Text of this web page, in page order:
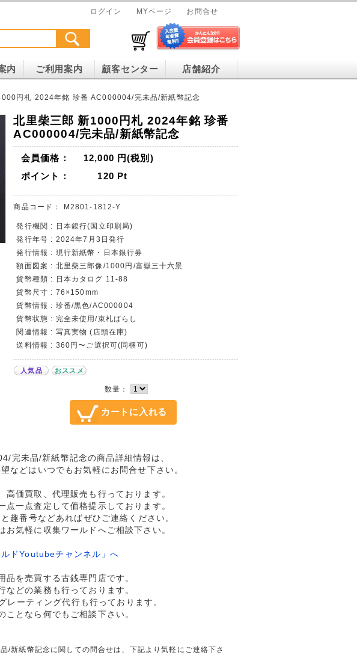
ログイン MYページ お問合せ
内 ご利用案内 顧客センター 店舗紹介
円札 2024年銘 珍番 AC000004/完未品/新紙幣記念
北里柴三郎 新1000円札 2024年銘 珍番
AC000004/完未品/新紙幣記念
会員価格： 12,000 円(税別)
ポイント：
120 Pt
商品コード： M2801-1812-Y
発行機関 : 日本銀行(国立印刷局)
発行年号 : 2024年7月3日発行
発行情報 : 現行新紙幣・日本銀行券
額面図案 : 北里柴三郎像/1000円/富嶽三十六景
貨幣種類 : 日本カタログ 11-88
貨幣尺寸 : 76×150mm
貨幣情報 : 珍番/黒色/AC000004
貨幣状態 : 完全未使用/束札ばらし
関連情報 : 写真実物 (店頭在庫)
送料情報 : 360円〜ご選択可(同梱可)
人気品 おススメ
数量：
完未品/新紙幣記念の商品詳細情報は、
などはいつでもお気軽にお問合せ下さい。
価買取、代理販売も行っております。
一点査定して価格提示しております。
趣番号などあればぜひご連絡ください。
気軽に収集ワールドへご相談下さい。
ドYoutubeチャンネル」へ
を売買する古銭専門店です。
どの業務も行っております。
ーティング代行も行っております。
となら何でもご相談下さい。
紙幣記念に関しての問合せは、下記より気軽にご連絡下さ